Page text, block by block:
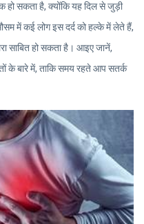
हो सकता है, क्योंकि यह दिल से जुड़ी
में कई लोग इस दर्द को हल्के में लेते हैं,
साबित हो सकता है। आइए जानें,
के बारे में, ताकि समय रहते आप सतर्क